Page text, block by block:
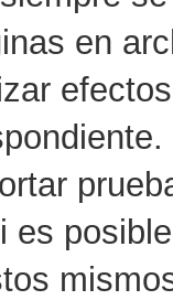
en
es